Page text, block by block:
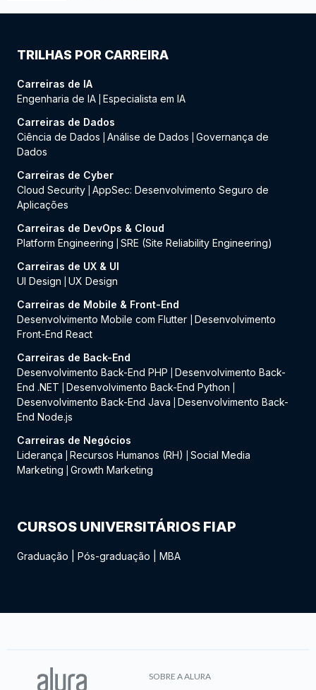
TRILHAS POR CARREIRA
Carreiras de IA
Engenharia de IA Especialista em IA
Carreiras de Dados
Ciência de Dados
Análise de Dados
Governança de
Dados
Carreiras de Cyber
Cloud Security AppSec: Desenvolvimento Seguro de
Aplicações
Carreiras de DevOps & Cloud
Platform Engineering
SRE (Site Reliability Engineering)
Carreiras de UX & UI
UI Design
UX Design
Carreiras de Mobile & Front-End
Desenvolvimento Mobile com Flutter
Desenvolvimento
Front-End React
Carreiras de Back-End
Desenvolvimento Back-End PHP
Desenvolvimento Back-
End .NET
Desenvolvimento Back-End Python
Desenvolvimento Back-End Java
Desenvolvimento Back-
End Node.js
Carreiras de Negócios
Liderança
Recursos Humanos (RH)
Social Media
Marketing
Growth Marketing
CURSOS UNIVERSITÁRIOS FIAP
Graduação Pós-graduação MBA
SOBRE A ALURA